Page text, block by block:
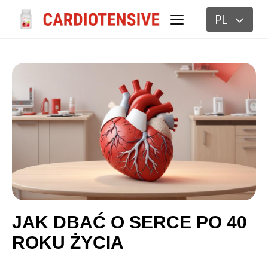
PL
JAK DBAĆ O SERCE PO 40
ROKU ŻYCIA